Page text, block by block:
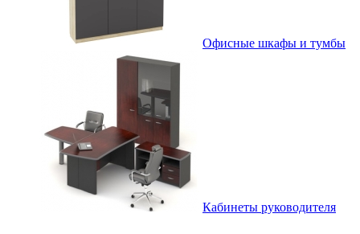
Офисные шкафы и тумбы
Кабинеты руководителя